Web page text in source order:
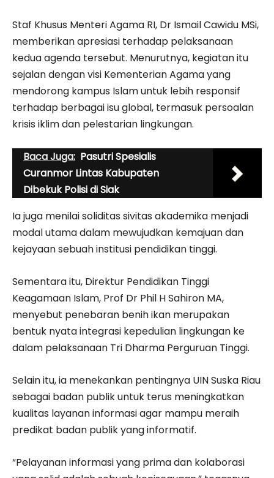
Staf Khusus Menteri Agama RI, Dr Ismail Cawidu MSi,
memberikan apresiasi terhadap pelaksanaan
kedua agenda tersebut. Menurutnya, kegiatan itu
sejalan dengan visi Kementerian Agama yang
mendorong kampus Islam untuk lebih responsif
terhadap berbagai isu global, termasuk persoalan
krisis iklim dan pelestarian lingkungan.
Baca Juga: Pasutri Spesialis
Curanmor Lintas Kabupaten
Dibekuk Polisi di Siak
Ia juga menilai soliditas sivitas akademika menjadi
modal utama dalam mewujudkan kemajuan dan
kejayaan sebuah institusi pendidikan tinggi.
Sementara itu, Direktur Pendidikan Tinggi
Keagamaan Islam, Prof Dr Phil H Sahiron MA,
menyebut penebaran benih ikan merupakan
bentuk nyata integrasi kepedulian lingkungan ke
dalam pelaksanaan Tri Dharma Perguruan Tinggi.
Selain itu, ia menekankan pentingnya UIN Suska Riau
sebagai badan publik untuk terus meningkatkan
kualitas layanan informasi agar mampu meraih
predikat badan publik yang informatif.
“Pelayanan informasi yang prima dan kolaborasi